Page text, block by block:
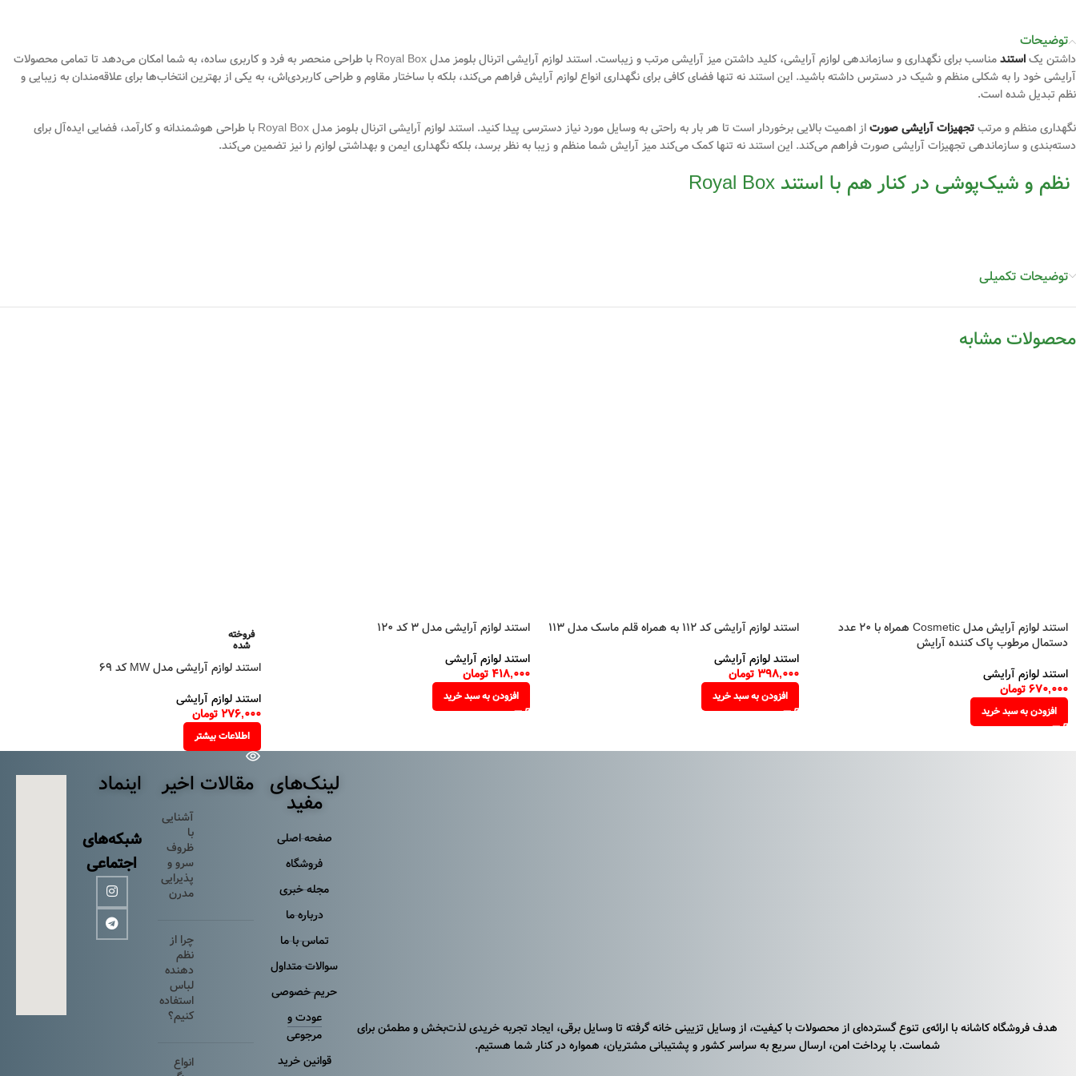
توضیحات
داشتن یکاستند
مناسب برای نگهداری و سازماندهی لوازم آرایشی، کلید داشتن میز آرایشی مرتب و زیباست. استند لوازم آرایشی اترنال بلومز مدل Royal Box با طراحی منحصر به فرد و کاربری ساده، به شما امکان می‌دهد تا تمامی محصولات
آرایشی خود را به شکلی منظم و شیک در دسترس داشته باشید. این استند نه تنها فضای کافی برای نگهداری انواع لوازم آرایش فراهم می‌کند، بلکه با ساختار مقاوم و طراحی کاربردی‌اش، به یکی از بهترین انتخاب‌ها برای علاقه‌مندان به زیبایی و
نظم تبدیل شده است.
نگهداری منظم و مرتبتجهیزات آرایشی صورت
از اهمیت بالایی برخوردار است تا هر بار به راحتی به وسایل مورد نیاز دسترسی پیدا کنید. استند لوازم آرایشی اترنال بلومز مدل Royal Box با طراحی هوشمندانه و کارآمد، فضایی ایده‌آل برای
دسته‌بندی و سازماندهی تجهیزات آرایشی صورت فراهم می‌کند. این استند نه تنها کمک می‌کند میز آرایش شما منظم و زیبا به نظر برسد، بلکه نگهداری ایمن و بهداشتی لوازم را نیز تضمین می‌کند.
نظم و شیک‌پوشی در کنار هم با استند Royal Box
استند لوازم آرایشی اترنال بلومز مدل Royal Box، راه‌حلی ایده‌آل برای سازماندهی و نگهداری لوازم آرایشی شماست. این استند با طراحی مدرن و کاربردی، فضای مرتب و جذابی برای تمام تجهیزات آرایشی فراهم می‌کند و زیبایی میز آرایش شما
چیدمان چند بخشی و منظم
توضیحات تکمیلی
محصولات مشابه
استند لوازم آرایش مدل Cosmetic همراه با 20 عدد
دستمال مرطوب پاک کننده آرایش
استند لوازم آرایشی
670,000تومان
افزودن به سبد خرید
استند لوازم آرایشی کد 112 به همراه قلم ماسک مدل 113
استند لوازم آرایشی
398,000تومان
افزودن به سبد خرید
استند لوازم آرایشی مدل 3 کد 120
استند لوازم آرایشی
418,000تومان
افزودن به سبد خرید
فروخته
شده
استند لوازم آرایشی مدل MW کد 69
استند لوازم آرایشی
276,000تومان
اطلاعات بیشتر
هدف فروشگاه کاشانه با ارائه‌ی تنوع گسترده‌ای از محصولات با کیفیت، از وسایل تزیینی خانه گرفته تا وسایل برقی، ایجاد تجربه خریدی لذت‌بخش و مطمئن برای
شماست. با پرداخت امن، ارسال سریع به سراسر کشور و پشتیبانی مشتریان، همواره در کنار شما هستیم.
لینک‌های
مفید
صفحه اصلی
فروشگاه
مجله خبری
درباره ما
تماس با ما
سوالات متداول
حریم خصوصی
عودت و
مرجوعی
قوانین خرید
مقالات اخیر
آشنایی
با
ظروف
سرو و
پذیرایی
مدرن
چرا از
نظم
دهنده
لباس
استفاده
کنیم؟
انواع
اینماد
شبکه‌های
اجتماعی